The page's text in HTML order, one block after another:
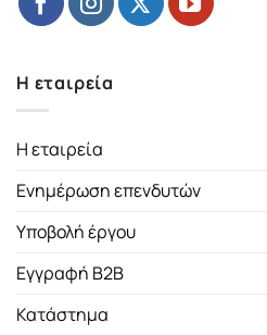
Η εταιρεία
Η εταιρεία
Ενημέρωση επενδυτών
Υποβολή έργου
Εγγραφή B2B
Κατάστημα